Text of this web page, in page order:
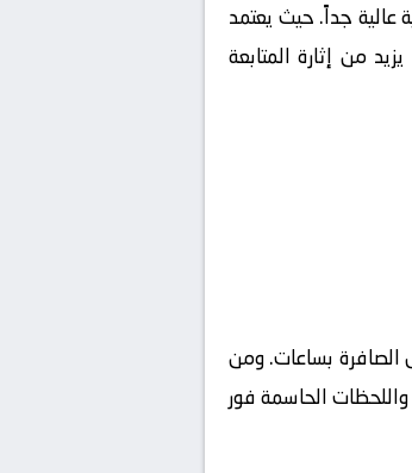
عالية جداً. حيث يعتمد
من إثارة المتابعة
الصافرة بساعات. ومن
واللحظات الحاسمة فور